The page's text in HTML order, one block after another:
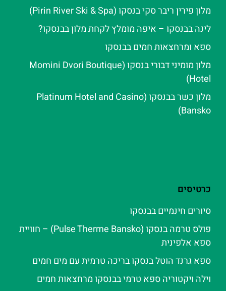
מלון פירין ריבר סקי בנסקו (Pirin River Ski & Spa‬)
לינה בבנסקו – איפה מומלץ לקחת מלון בבנסקו?
ספא ומרחצאות חמים בבנסקו
מלון מומיני דבורי בנסקו (Momini Dvori Boutique
Hotel)
מלון כשר בבנסקו (Platinum Hotel and Casino
Bansko)
כרטיסים
סיורים חינמיים בבנסקו
פולס טרמה בנסקו (Pulse Therme Bansko) – חוויית
ספא אלפינית
ספא גרנד הוטל בנסקו בריכה טרמית עם מים חמים
וילה ויקטוריה ספא טרמי בבנסקו מרחצאות חמים